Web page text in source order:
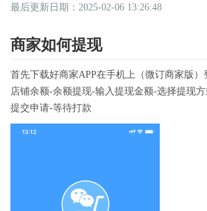
最后更新日期：2025-02-06 13:26:48
商家如何提现
首先下载好商家APP在手机上（微订商家版
店铺余额-余额提现-输入提现金额-选择提现
提交申请-等待打款